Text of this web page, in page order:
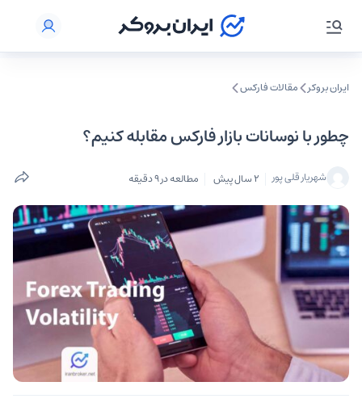
ایران بروکر مقالات فارکس
چطور با نوسانات بازار فارکس مقابله کنیم؟
شهریار قلی پور 2 سال پیش مطالعه در 9 دقیقه